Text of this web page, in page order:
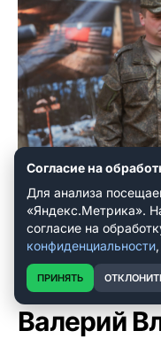
Округ №
Валерий
Согласие на
Для анализа
«Яндекс.Метрика».
согласие на
конфиденциальности,
ПРИНЯТЬ